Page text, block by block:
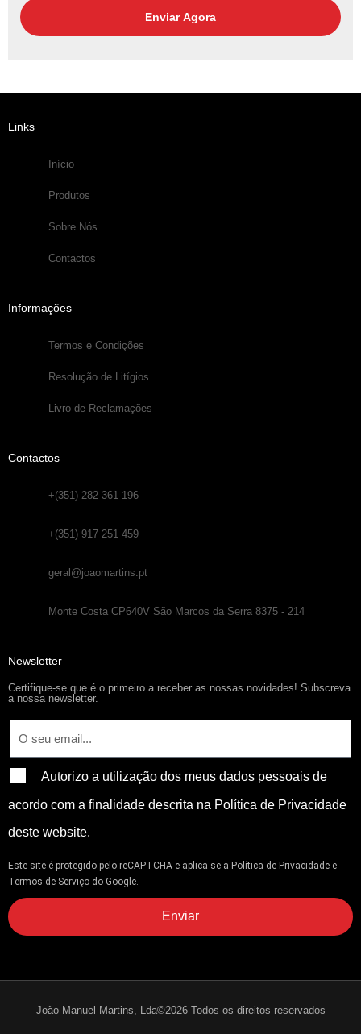
Enviar Agora
Links
Início
Produtos
Sobre Nós
Contactos
Informações
Termos e Condições
Resolução de Litígios
Livro de Reclamações
Contactos
+(351) 282 361 196
+(351) 917 251 459
geral@joaomartins.pt
Monte Costa CP640V São Marcos da Serra 8375 - 214
Newsletter
Certifique-se que é o primeiro a receber as nossas novidades! Subscreva
a nossa newsletter.
Autorizo a utilização dos meus dados pessoais de
acordo com a finalidade descrita na Política de Privacidade
deste website.
Este site é protegido pelo reCAPTCHA e aplica-se a Política de Privacidade e
Termos de Serviço do Google.
Enviar
João Manuel Martins, Lda©2026 Todos os direitos reservados